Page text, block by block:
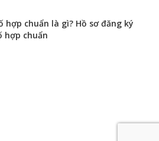
hợp chuẩn là gì? Hồ sơ đăng ký
hợp chuẩn